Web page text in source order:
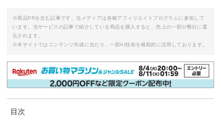
※商品PRを含む記事です。当メディアは各種アフィリエイトプログラムに参加して
います。当サービスの記事で紹介している商品を購入すると、売上の一部が弊社に還
元されます。
※本サイトではコンテンツ作成に当たり、一部AI技術を補助的に活用しております。
目次